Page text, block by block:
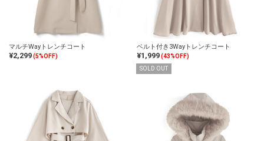
マルチWayトレンチコート
¥2,299(5%OFF)
ベルト付き3Wayトレンチコート
¥1,999(43%OFF)
SOLD OUT